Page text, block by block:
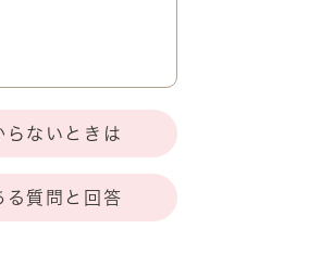
らないときは
る質問と回答